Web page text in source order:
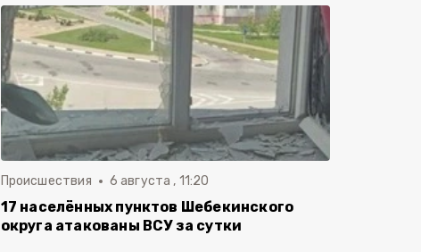
Происшествия 6 августа , 11:20
17 населённых пунктов Шебекинского
округа атакованы ВСУ за сутки